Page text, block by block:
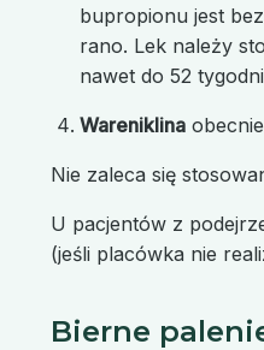
bupropionu jest
rano. Lek należy
nawet do 52
Wareniklina
Nie zaleca się
U pacjentów z
(jeśli placówka nie
Bierne